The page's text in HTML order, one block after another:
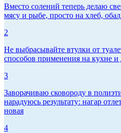
Вместо солений теперь делаю
мясу и рыбе, просто на хлеб,
2
Не выбрасывайте втулки от
способов применения на кухне и
3
Заворачиваю сковороду в
нарадуюсь результату: нагар
новая
4